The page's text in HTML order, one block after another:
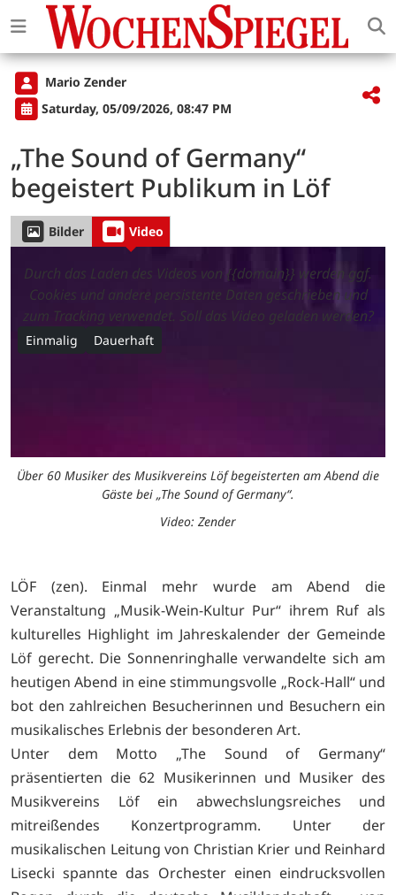
Mario Zender
Saturday, 05/09/2026, 08:47 PM
„The Sound of Germany“
begeistert Publikum in Löf
Bilder Video
Durch das Laden des Videos von {{domain}} werden ggf.
Cookies und andere persistente Daten geschrieben und
zum Tracking verwendet. Soll das Video geladen werden?
Einmalig Dauerhaft
Über 60 Musiker des Musikvereins Löf begeisterten am Abend die
Gäste bei „The Sound of Germany“.
Video: Zender
LÖF (zen). Einmal mehr wurde am Abend die
Veranstaltung „Musik-Wein-Kultur Pur“ ihrem Ruf als
kulturelles Highlight im Jahreskalender der Gemeinde
Löf gerecht. Die Sonnenringhalle verwandelte sich am
heutigen Abend in eine stimmungsvolle „Rock-Hall“ und
bot den zahlreichen Besucherinnen und Besuchern ein
musikalisches Erlebnis der besonderen Art.
Unter dem Motto „The Sound of Germany“
präsentierten die 62 Musikerinnen und Musiker des
Musikvereins Löf ein abwechslungsreiches und
mitreißendes Konzertprogramm. Unter der
musikalischen Leitung von Christian Krier und Reinhard
Lisecki spannte das Orchester einen eindrucksvollen